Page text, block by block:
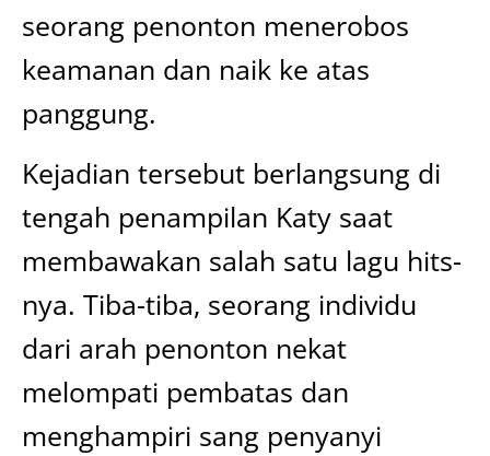
seorang penonton menerobos
keamanan dan naik ke atas
panggung.
Kejadian tersebut berlangsung di
tengah penampilan Katy saat
membawakan salah satu lagu hits-
nya. Tiba-tiba, seorang individu
dari arah penonton nekat
melompati pembatas dan
menghampiri sang penyanyi